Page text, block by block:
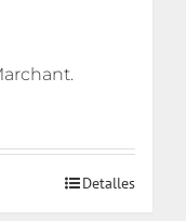
Detalles